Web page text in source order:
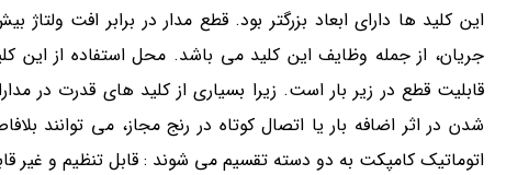
این کلید ها دارای ابعاد بزرگتر بود. قطع مدار در برابر افت
جریان، از جمله وظایف این کلید می باشد. محل استفاده از این
قابلیت قطع در زیر بار است. زیرا بسیاری از کلید های قدرت
شدن در اثر اضافه بار یا اتصال کوتاه در رنج مجاز، می توانند
اتوماتیک کامپکت به دو دسته تقسیم می شوند : قابل تنظیم و غیر